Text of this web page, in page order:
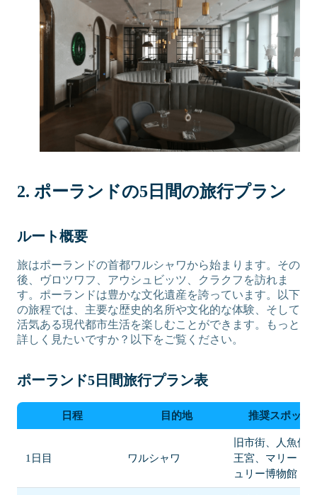
2. ポーランドの5日間の旅行プラン
ルート概要
旅はポーランドの首都ワルシャワから始まります。その
後、ヴロツワフ、アウシュビッツ、クラクフを訪れま
す。ポーランドは豊かな文化遺産を誇っています。以下
の旅程では、主要な歴史的名所や文化的な体験、そして
活気ある現代都市生活を楽しむことができます。もっと
詳しく見たいですか？以下をご覧ください。
ポーランド5日間旅行プラン表
日程 目的地 推奨スポット
1日目 ワルシャワ
旧市街、人魚像
王宮、マリー・
ュリー博物館